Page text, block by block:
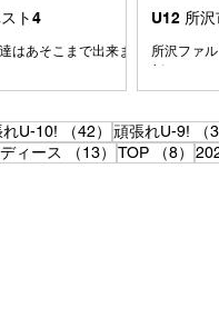
ト4
はあそこまで出来ま
U12 所
所沢ファ
の記事
れU-10! （42） 42件の記事
頑張れU-9! （
ィース （13） 13件の記事
TOP （8） 8